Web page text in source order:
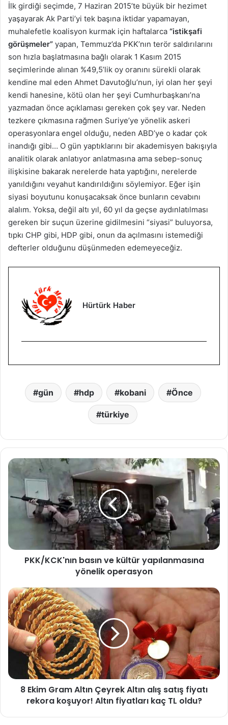
İlk girdiği seçimde, 7 Haziran 2015’te büyük bir hezimet
yaşayarak Ak Parti’yi tek başına iktidar yapamayan,
muhalefetle koalisyon kurmak için haftalarca “istikşafi
görüşmeler” yapan, Temmuz’da PKK’nın terör saldırılarını
son hızla başlatmasına bağlı olarak 1 Kasım 2015
seçimlerinde alınan %49,5’lik oy oranını sürekli olarak
kendine mal eden Ahmet Davutoğlu’nun, iyi olan her şeyi
kendi hanesine, kötü olan her şeyi Cumhurbaşkanı’na
yazmadan önce açıklaması gereken çok şey var. Neden
tezkere çıkmasına rağmen Suriye’ye yönelik askeri
operasyonlara engel olduğu, neden ABD’ye o kadar çok
inandığı gibi… O gün yaptıklarını bir akademisyen bakışıyla
analitik olarak anlatıyor anlatmasına ama sebep-sonuç
ilişkisine bakarak nerelerde hata yaptığını, nerelerde
yanıldığını veyahut kandırıldığını söylemiyor. Eğer işin
siyasi boyutunu konuşacaksak önce bunların cevabını
alalım. Yoksa, değil altı yıl, 60 yıl da geçse aydınlatılması
gereken bir suçun üzerine gidilmesini “siyasi” buluyorsa,
tıpkı CHP gibi, HDP gibi, onun da açılmasını istemediği
defterler olduğunu düşünmeden edemeyeceğiz.
Hürtürk Haber
gün hdp kobani Önce
türkiye
P
/
n
a
s
ı
n
v
e
l
y
PKK/KCK'nın basın ve kültür yapılanmasına
yönelik operasyon
8
E
k
i
m
G
m
8 Ekim Gram Altın Çeyrek Altın alış satış fiyatı
rekora koşuyor! Altın fiyatları kaç TL oldu?